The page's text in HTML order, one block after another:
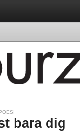
bara dig